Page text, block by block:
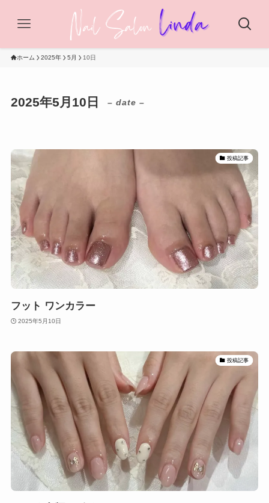
ホーム 2025年 5月 10日
2025年5月10日 – date –
投稿記事
フット ワンカラー
2025年5月10日
投稿記事